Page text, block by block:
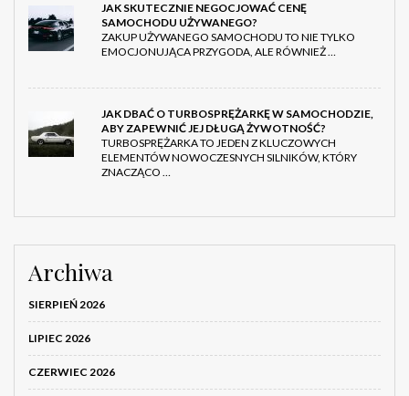
JAK SKUTECZNIE NEGOCJOWAĆ CENĘ
SAMOCHODU UŻYWANEGO?
ZAKUP UŻYWANEGO SAMOCHODU TO NIE TYLKO
EMOCJONUJĄCA PRZYGODA, ALE RÓWNIEŻ …
JAK DBAĆ O TURBOSPRĘŻARKĘ W SAMOCHODZIE,
ABY ZAPEWNIĆ JEJ DŁUGĄ ŻYWOTNOŚĆ?
TURBOSPRĘŻARKA TO JEDEN Z KLUCZOWYCH
ELEMENTÓW NOWOCZESNYCH SILNIKÓW, KTÓRY
ZNACZĄCO …
Archiwa
SIERPIEŃ 2026
LIPIEC 2026
CZERWIEC 2026